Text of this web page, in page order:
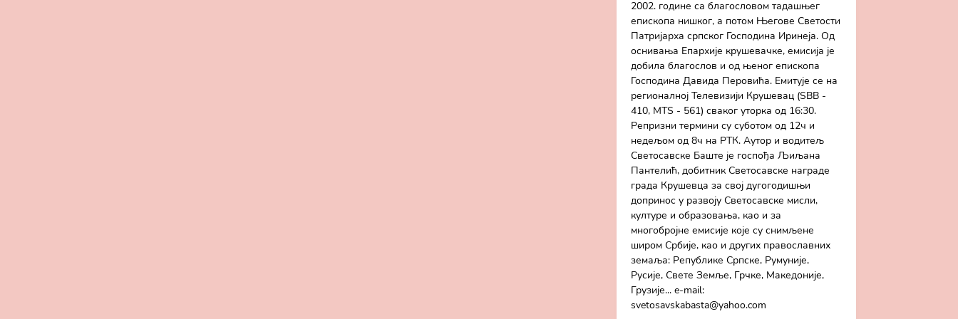
2002. године са благословом тадашњег
епископа нишког, а потом Његове Светости
Патријарха српског Господина Иринеја. Од
оснивања Епархије крушевачке, емисија је
добила благослов и од њеног епископа
Господина Давида Перовића. Емитује се на
регионалној Телевизији Крушевац (SBB -
410, MTS - 561) сваког уторка од 16:30.
Репризни термини су суботом од 12ч и
недељом од 8ч на РТК. Аутор и водитељ
Светосавске Баште је госпођа Љиљана
Пантелић, добитник Светосавске награде
града Крушевца за свој дугогодишњи
допринос у развоју Светосавске мисли,
културе и образовања, као и за
многобројне емисије које су снимљене
широм Србије, као и других православних
земаља: Републике Српске, Румуније,
Русије, Свете Земље, Грчке, Македоније,
Грузије... e-mail:
svetosavskabasta@yahoo.com